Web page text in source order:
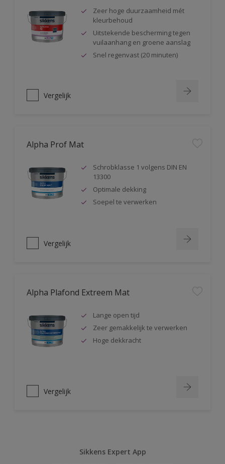
Zeer hoge duurzaamheid mét
kleurbehoud
Uitstekende bescherming tegen
vuilaanhang en groene aanslag
Snel regenvast (20 minuten)
Vergelijk
Alpha Prof Mat
Schrobklasse 1 volgens DIN EN
13300
Optimale dekking
Soepel te verwerken
Vergelijk
Alpha Plafond Extreem Mat
Lange open tijd
Zeer gemakkelijk te verwerken
Hoge dekkracht
Vergelijk
Sikkens Expert App